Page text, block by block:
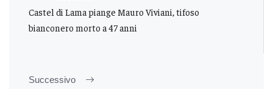
Castel di Lama piange Mauro Viviani, tifoso
bianconero morto a 47 anni
Successivo